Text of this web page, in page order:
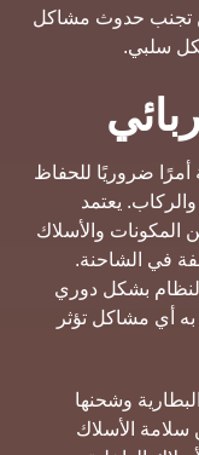
تجنب حدوث مشاكل
سلبي.
أمرًا ضروريًا للحفاظ
يعتمد
المكونات والأسلاك
في الشاحنة.
بشكل دوري
أي مشاكل تؤثر
وشحنها
الأسلاك